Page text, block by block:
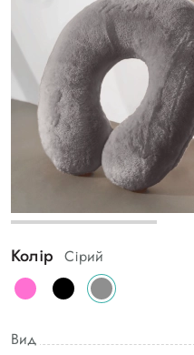
Колір Сірий
Вид